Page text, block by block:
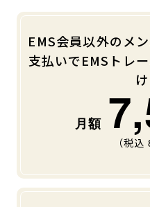
アクセス
体験のご案内
JOYFIT24
EMS会員以外のメ
支払いでEMSトレ
（税込